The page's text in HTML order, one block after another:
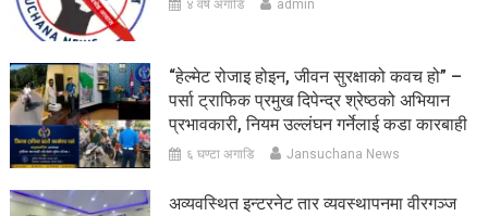
४ वर्ष अगाडि admin
“हेल्मेट रोजाइ होइन, जीवन सुरक्षाको कवच हो” –
पर्सा ट्राफिक प्रमुख दिपेन्द्र श्रेष्ठको अभियान
प्रभावकारी, नियम उल्लंघन गर्नेलाई कडा कारबाही
६ घण्टा अगाडि Jansuchana News
अव्यवस्थित इन्टरनेट तार व्यवस्थापनमा वीरगञ्ज